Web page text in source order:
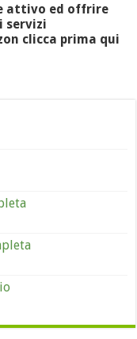
attivo ed offrire
servizi
clicca prima qui